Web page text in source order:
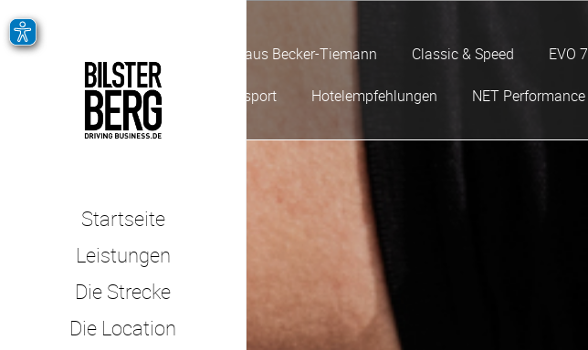
Startseite
Leistungen
Die Strecke
Die Location
Autohaus Becker-Tiemann Classic & Speed EVO 7
Hegersport Hotelempfehlungen NET Performance